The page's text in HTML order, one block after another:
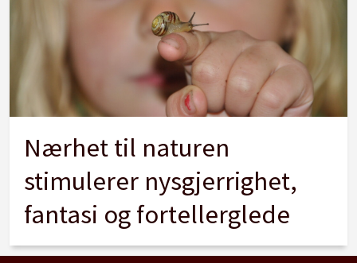
Nærhet til naturen
stimulerer nysgjerrighet,
fantasi og fortellerglede